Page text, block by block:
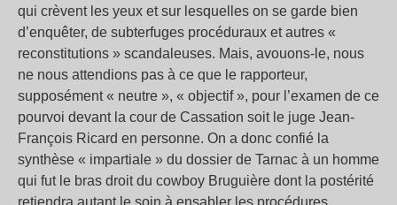
qui crèvent les yeux et sur lesquelles on se garde bien
d’enquêter, de subterfuges procéduraux et autres «
reconstitutions » scandaleuses. Mais, avouons-le, nous
ne nous attendions pas à ce que le rapporteur,
supposément « neutre », « objectif », pour l’examen de ce
pourvoi devant la cour de Cassation soit le juge Jean-
François Ricard en personne. On a donc confié la
synthèse « impartiale » du dossier de Tarnac à un homme
qui fut le bras droit du cowboy Bruguière dont la postérité
retiendra autant le soin à ensabler les procédures